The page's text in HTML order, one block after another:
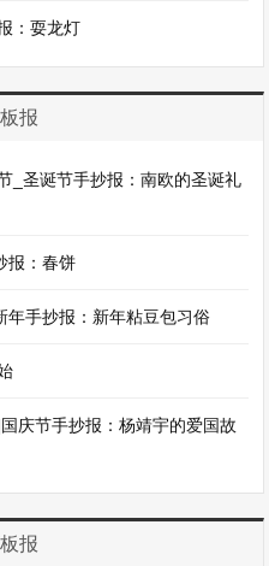
：耍龙灯
报
_圣诞节手抄报：南欧的圣诞礼
报：春饼
年手抄报：新年粘豆包习俗
庆节手抄报：杨靖宇的爱国故
报